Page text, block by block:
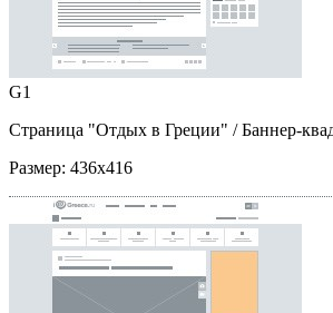
G1
Страница "Отдых в Греции" / Баннер-
Размер: 436x416